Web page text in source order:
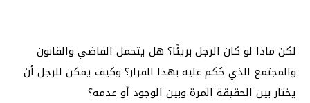
لكن ماذا لو كان الرجل بريئًا؟ هل يتحمل القاضي والقانون
والمجتمع الذي حُكم عليه بهذا القرار؟ وكيف يمكن للرجل أن
يختار بين الحقيقة المرة وبين الوجود أو عدمه؟